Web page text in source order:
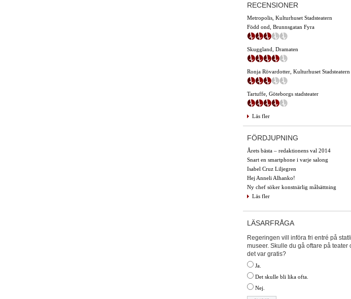
RECENSIONER
Metropolis, Kulturhuset Stadsteatern
Född ond, Brunnsgatan Fyra
Skuggland, Dramaten
Ronja Rövardotter, Kulturhuset Stadsteatern
Tartuffe, Göteborgs stadsteater
Läs fler
FÖRDJUPNING
Årets bästa – redaktionens val 2014
Snart en smartphone i varje salong
Isabel Cruz Liljegren
Hej Anneli Alhanko!
Ny chef söker konstnärlig målsättning
Läs fler
LÄSARFRÅGA
Regeringen vill införa fri entré på
museer. Skulle du gå oftare på teater
det var gratis?
Ja.
Det skulle bli lika ofta.
Nej.